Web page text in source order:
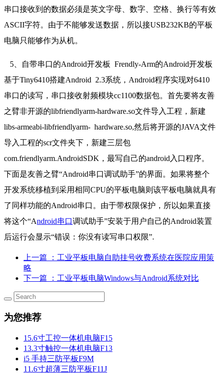
串口接收到的数据必须是英文字母、数字、空格、换行等有效
ASCII字符。由于不能够发送数据，所以接USB232KB的平板
电脑只能够作为从机。
5、自带串口的Android开发板 Frendly-Arm的Android开发板
基于Tiny6410搭建Android 2.3系统，Android程序实现对6410
串口的读写，串口接收射频模块cc1100数据包。首先要将友善
之臂非开源的libfriendlyarm-hardware.so文件导入工程，新建
libs-armeabi-libfriendlyarm- hardware.so,然后将开源的JAVA文件
导入工程的scr文件夹下，新建三层包
com.friendlyarm.AndroidSDK，最写自己的android入口程序。
下面是友善之臂“Android串口调试助手”的界面。如果将整个
开发系统移植到采用相同CPU的平板电脑则该平板电脑就具有
了同样功能的Android串口。由于带权限保护，所以如果直接
将这个“Android串口调试助手”安装于用户自己的Android装置
后运行会显示“错误：你没有读写串口权限”.
上一篇
：工业平板电脑自助挂号收费系统在医院应用策
略
下一篇
：工业平板电脑Windows与Android系统对比
为您推荐
15.6寸工控一体机电脑F15
13.3寸触控一体机电脑F13
i5 手持三防平板F9M
11.6寸超薄三防平板F11J